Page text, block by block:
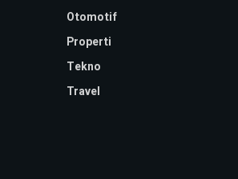
Otomotif
Properti
Tekno
Travel